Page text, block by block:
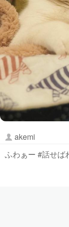
akemi
ふわぁー #話せば